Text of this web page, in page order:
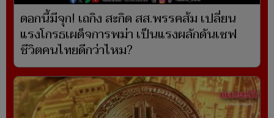
ดอกนี้มีจุก! เถกิง สะกิด สส.พรรคส้ม เปลี่ยน
แรงโกรธเผด็จการพม่า เป็นแรงผลักดันเซฟ
ชีวิตคนไทยดีกว่าไหม?